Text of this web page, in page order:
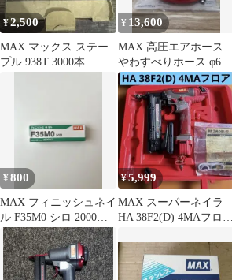
¥2,500
MAX マックス ステー
プル 938T 3000本
¥ 13,600
MAX 高圧エアホース
やわすべりホース φ6㎜
×20m
¥800
MAX フィニッシュネイ
ル F35M0 シロ 2000本
入
¥5,999
MAX スーパーネイラ
HA 38F2(D) 4MAフロ
ク品